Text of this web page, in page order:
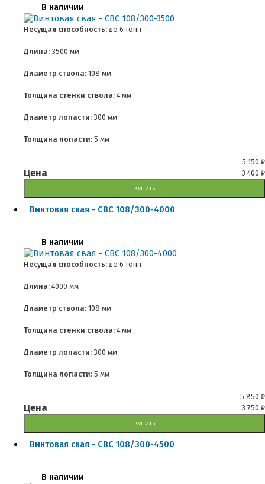
В наличии
Несущая способность: до 6 тонн
Длина: 3500 мм
Диаметр ствола: 108 мм
Толщина стенки ствола: 4 мм
Диаметр лопасти: 300 мм
Толщина лопасти: 5 мм
5 150 ₽
Цена 3 400 ₽
КУПИТЬ
Винтовая свая - СВС 108/300-4000
В наличии
Несущая способность: до 6 тонн
Длина: 4000 мм
Диаметр ствола: 108 мм
Толщина стенки ствола: 4 мм
Диаметр лопасти: 300 мм
Толщина лопасти: 5 мм
5 850 ₽
Цена 3 750 ₽
КУПИТЬ
Винтовая свая - СВС 108/300-4500
В наличии